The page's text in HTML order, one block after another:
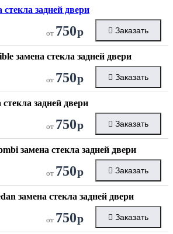
стекла задней двери
от 750р Заказать
замена стекла задней двери
от 750р Заказать
задней двери
от 750р Заказать
замена стекла задней двери
от 750р Заказать
замена стекла задней двери
от 750р Заказать